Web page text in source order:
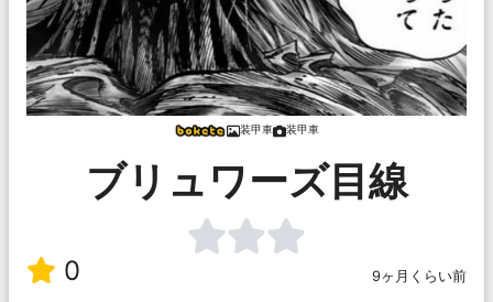
装甲車 装甲車
ブリュワーズ目線
0 9ヶ月くらい前